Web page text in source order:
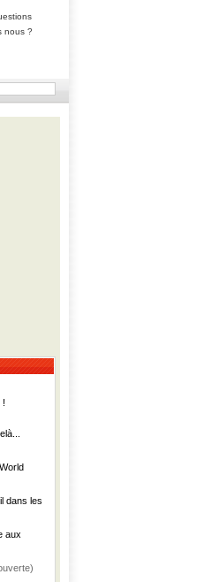
nous ?
!
dans les
aux